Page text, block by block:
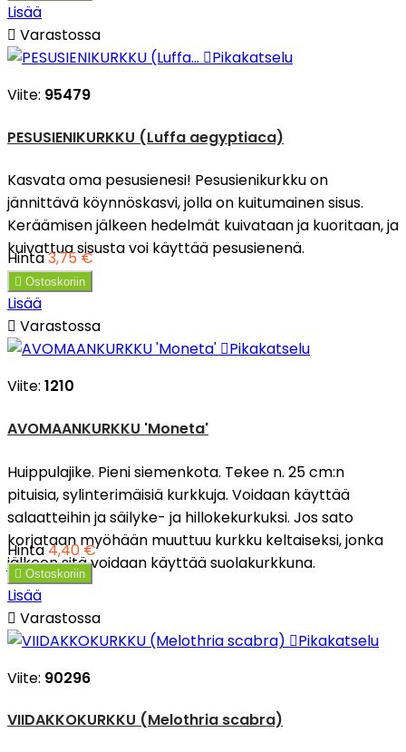
Lisää
 Varastossa
Pikakatselu
Viite: 95479
PESUSIENIKURKKU (Luffa aegyptiaca)
Kasvata oma pesusienesi! Pesusienikurkku on
jännittävä köynnöskasvi, jolla on kuitumainen sisus.
Keräämisen jälkeen hedelmät kuivataan ja kuoritaan, ja
kuivattua sisusta voi käyttää pesusienenä.
Hinta3,75 €
 Ostoskoriin
Lisää
 Varastossa
Pikakatselu
Viite: 1210
AVOMAANKURKKU 'Moneta'
Huippulajike. Pieni siemenkota. Tekee n. 25 cm:n
pituisia, sylinterimäisiä kurkkuja. Voidaan käyttää
salaatteihin ja säilyke- ja hillokekurkuksi. Jos sato
korjataan myöhään muuttuu kurkku keltaiseksi, jonka
jälkeen sitä voidaan käyttää suolakurkkuna.
Hinta 4,40 €
 Ostoskoriin
Lisää
 Varastossa
Pikakatselu
Viite: 90296
VIIDAKKOKURKKU (Melothria scabra)